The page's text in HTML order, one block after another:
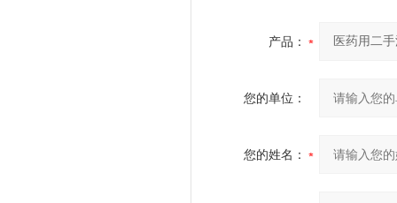
产品：
您的单位：
您的姓名：